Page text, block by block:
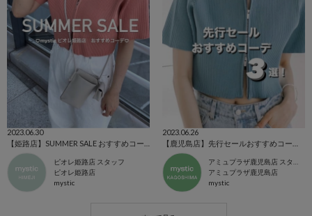
2023.06.30
ピオレ姫路店 スタッフ
ピオレ姫路店
mystic
2023.06.26
アミュプラザ鹿児島店
mystic